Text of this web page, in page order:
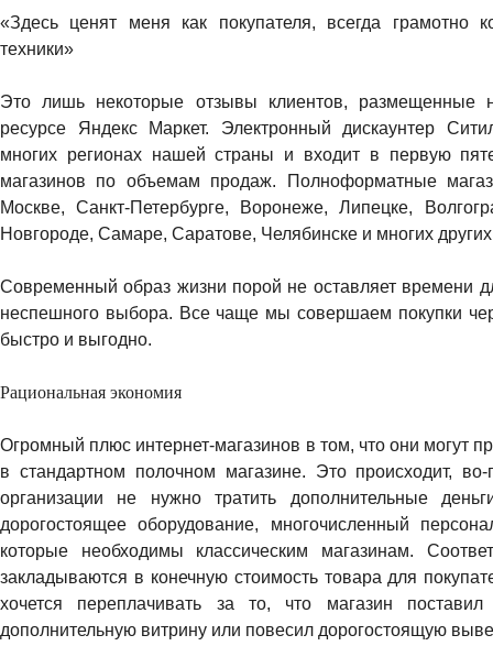
«Здесь ценят меня как покупателя, всегда грамотно
техники»
Это лишь некоторые отзывы клиентов, размещенные
ресурсе Яндекс Маркет. Электронный дискаунтер
многих регионах нашей страны и входит в первую
магазинов по объемам продаж. Полноформатные
Москве, Санкт-Петербурге, Воронеже, Липецке,
Новгороде, Самаре, Саратове, Челябинске и многих
Современный образ жизни порой не оставляет времени
неспешного выбора. Все чаще мы совершаем покупки
быстро и выгодно.
Рациональная экономия
Огромный плюс интернет-магазинов в том, что они могут
в стандартном полочном магазине. Это происходит,
организации не нужно тратить дополнительные
дорогостоящее оборудование, многочисленный
которые необходимы классическим магазинам.
закладываются в конечную стоимость товара для
хочется переплачивать за то, что магазин
дополнительную витрину или повесил дорогостоящую